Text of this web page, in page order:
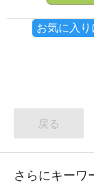
お気に入り
戻る
さらにキーワ